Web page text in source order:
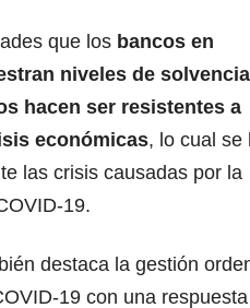
que los bancos en
niveles de
hacen ser resistentes a
económicas, lo cual se
las crisis causadas por la
19.
destaca la gestión
19 con una